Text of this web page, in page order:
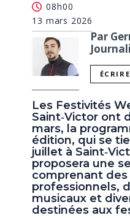
08h00
13 mars 2026
Par
Les Festivités
Saint‑Victor ont
mars, la
édition, qui se
juillet à
proposera une
comprenant
professionnels,
musicaux et
destinées aux